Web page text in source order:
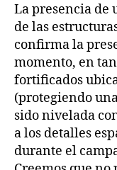
La presencia de
de las
confirma la
momento, en
fortificados
(protegiendo
sido nivelada
a los detalles
durante el